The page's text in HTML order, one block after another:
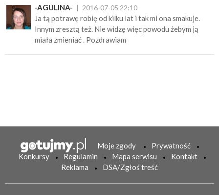
-AGULINA- 2016-07-05 22:10
Ja tą potrawę robię od kilku lat i tak mi ona smakuje.
Innym zresztą też. Nie widzę więc powodu żebym ją
miała zmieniać . Pozdrawiam
Moje zgody
Prywatność
Konkursy
Regulamin Mapa serwisu
Kontakt
Reklama
DSA/Zgłoś treść